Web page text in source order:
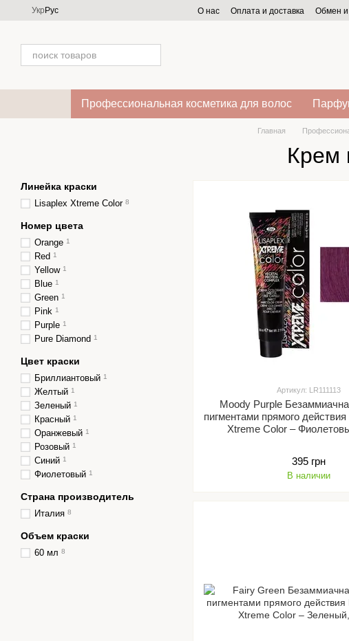
Перейти к основному контенту
Укр Рус О нас Оплата и доставка Обмен и
Профессиональная косметика для волос
Главная
Крем
Артикул: LR111113
Moody Purple
пигментами прямого
Xtreme Color –
395 грн
В наличии
Линейка краски
Lisaplex Xtreme Color 8
Номер цвета
Orange 1
Red 1
Yellow 1
Blue 1
Green 1
Pink 1
Purple 1
Pure Diamond 1
Цвет краски
Бриллиантовый 1
Желтый 1
Зеленый 1
Красный 1
Оранжевый 1
Розовый 1
Синий 1
Фиолетовый 1
Страна производитель
Италия 8
Объем краски
60 мл 8